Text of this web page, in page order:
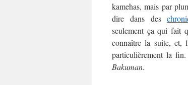
kamehas, mais par
dire dans des
seulement ça qui fait
connaître la suite, et,
particulièrement la
Bakuman.